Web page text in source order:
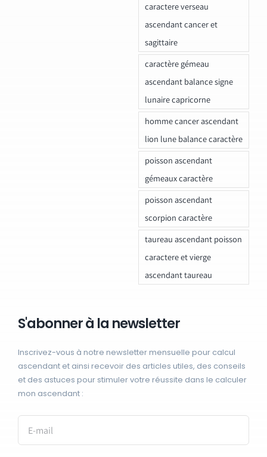
caractere verseau
ascendant cancer et
sagittaire
caractère gémeau
ascendant balance signe
lunaire capricorne
homme cancer ascendant
lion lune balance caractère
poisson ascendant
gémeaux caractère
poisson ascendant
scorpion caractère
taureau ascendant poisson
caractere et vierge
ascendant taureau
S'abonner à la newsletter
Inscrivez-vous à notre newsletter mensuelle pour calcul
ascendant et ainsi recevoir des articles utiles, des conseils
et des astuces pour stimuler votre réussite dans le calculer
mon ascendant :